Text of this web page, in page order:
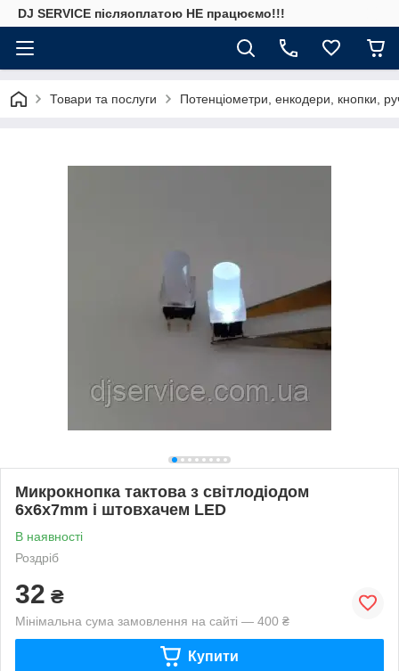
DJ SERVICE пiсляоплатою НЕ працюємо!!!
Товари та послуги Потенціометри, енкодери, кнопки,
Микрокнопка тактова з світлодіодом
6x6x7mm і штовхачем LED
В наявності
Роздріб
32 ₴
Мінімальна сума замовлення на сайті — 400 ₴
Купити